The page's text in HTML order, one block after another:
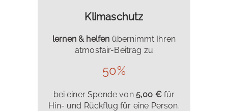
Klimaschutz
lernen & helfen übernimmt Ihren
atmosfair-Beitrag zu
50%
bei einer Spende von 5,00 €für
Hin- und Rückflug für eine Person.